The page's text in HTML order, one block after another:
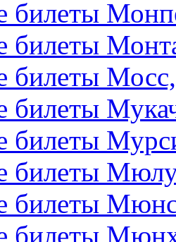
билеты
билеты
билеты
билеты
билеты
билеты
билеты
билеты